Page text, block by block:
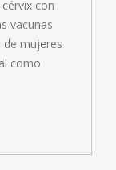
con
vacunas
de mujeres
como